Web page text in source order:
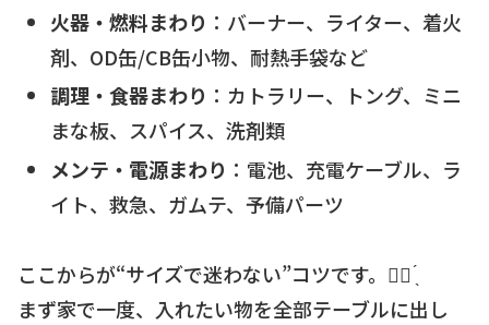
火器・燃料まわり ：バーナー、ライター、着火
剤、OD缶/CB缶小物、耐熱手袋など
調理・食器まわり ：カトラリー、トング、ミニ
まな板、スパイス、洗剤類
メンテ・電源まわり ：電池、充電ケーブル、ラ
イト、救急、ガムテ、予備パーツ
ここからが“サイズで迷わない”コツです。☝🏻 ̖́
まず家で一度、入れたい物を全部テーブルに出し